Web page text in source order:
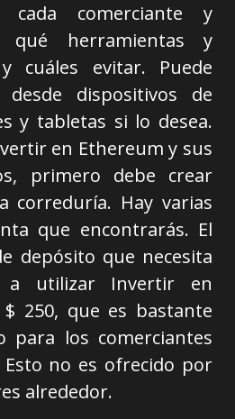
cada comerciante y
qué herramientas y
cuáles evitar. Puede
dispositivos de
y tabletas si lo desea.
en Ethereum y sus
primero debe crear
correduría. Hay varias
que encontrarás. El
depósito que necesita
a utilizar Invertir en
250, que es bastante
para los comerciantes
Esto no es ofrecido por
alrededor.